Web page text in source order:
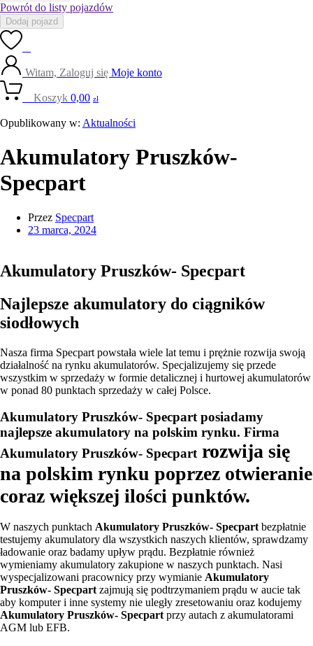
Powrót do listy pojazdów
Dodaj pojazd
Witam, Zaloguj się Moje konto
Koszyk 0,00 zł
Opublikowany w: Aktualności
Akumulatory Pruszków-
Specpart
Przez Specpart
23 marca, 2024
Akumulatory Pruszków- Specpart
Najlepsze akumulatory do ciągników
siodłowych
Nasza firma Specpart powstała wiele lat temu i prężnie rozwija swoją
działalność na rynku akumulatorów. Specjalizujemy się przede
wszystkim w sprzedaży w formie detalicznej i hurtowej akumulatorów
w ponad 80 punktach sprzedaży w całej Polsce.
Akumulatory Pruszków- Specpartposiadamy
najlepsze akumulatory na polskim rynku. Firma
Akumulatory Pruszków- Specpartrozwija się
na polskim rynku poprzez otwieranie
coraz większej ilości punktów.
W naszych punktach Akumulatory Pruszków- Specpart bezpłatnie
testujemy akumulatory dla wszystkich naszych klientów, sprawdzamy
ładowanie oraz badamy upływ prądu. Bezpłatnie również
wymieniamy akumulatory zakupione w naszych punktach. Nasi
wyspecjalizowani pracownicy przy wymianie Akumulatory
Pruszków- Specpart zajmują się podtrzymaniem prądu w aucie tak
aby komputer i inne systemy nie uległy zresetowaniu oraz kodujemy
Akumulatory Pruszków- Specpart przy autach z akumulatorami
AGM lub EFB.